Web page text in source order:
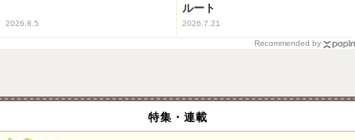
2026.8.5
ルート
2026.7.21
Recommended by
特集・連載